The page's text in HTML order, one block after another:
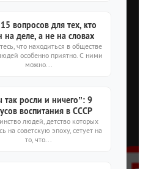
15 вопросов для тех, кто
на деле, а не на словах
что находиться в обществе
особенно приятно. С ними
можно...
так росли и ничего”: 9
воспитания в СССР
людей, детство которых
на советскую эпоху, сетует на
то, что...